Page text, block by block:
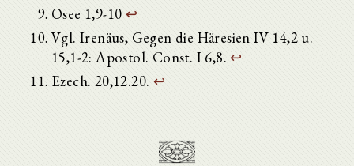
Osee 1,9-10 ↩
Vgl. Irenäus, Gegen die Häresien IV 14,2 u.
15,1-2: Apostol. Const. I 6,8. ↩
Ezech. 20,12.20. ↩